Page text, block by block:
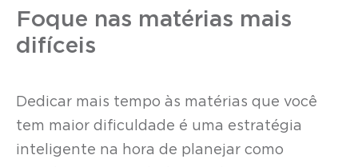
Foque nas matérias mais
difíceis
Dedicar mais tempo às matérias que você
tem maior dificuldade é uma estratégia
inteligente na hora de planejar como